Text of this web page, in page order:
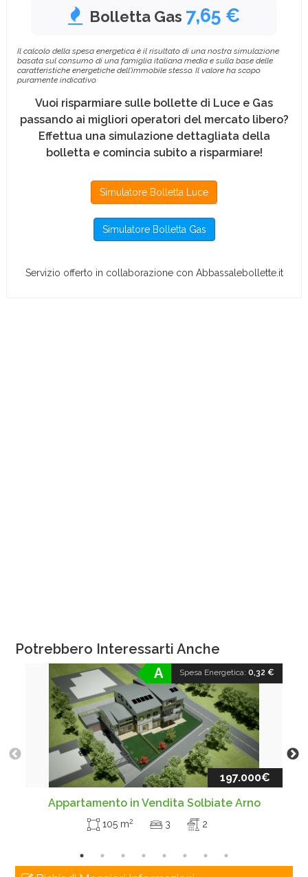
Bolletta Gas 7,65 €
Il calcolo della spesa energetica è il risultato di una nostra simulazione
basata sul consumo di una famiglia italiana media e sulla base delle
caratteristiche energetiche dell'immobile stesso. Il valore ha scopo
puramente indicativo.
Vuoi risparmiare sulle bollette di Luce e Gas
passando ai migliori operatori del mercato libero?
Effettua una simulazione dettagliata della
bolletta e comincia subito a risparmiare!
Simulatore Bolletta Luce
Simulatore Bolletta Gas
Servizio offerto in collaborazione con Abbassalebollette.it
Potrebbero Interessarti Anche
Spesa Energetica: 0,32 €
A
197.000€
Appartamento in Vendita Solbiate Arno
105 m2 3 2